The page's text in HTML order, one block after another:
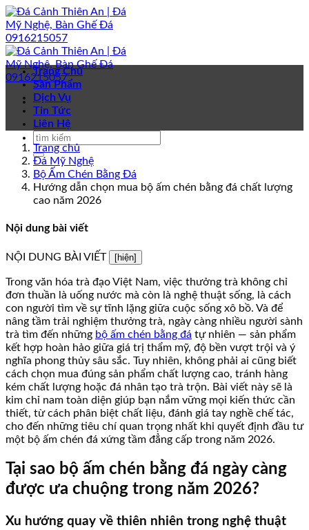
Bỏ
qua
nội
dung
Trang Chủ
Sản Phẩm
Dịch Vụ
Tin Tức
Liên Hệ
Trang chủ
Đá Mỹ Nghệ
Bộ Ấm Chén Bằng Đá
Hướng dẫn chọn mua bộ ấm chén bằng đá chất lượng
cao năm 2026
Nội dung bài viết
NỘI DUNG BÀI VIẾT [hiện]
Trong văn hóa trà đạo Việt Nam, việc thưởng trà không chỉ
đơn thuần là uống nước mà còn là nghệ thuật sống, là cách
con người tìm về sự tĩnh lặng giữa cuộc sống xô bồ. Và để
nâng tầm trải nghiệm thưởng trà, ngày càng nhiều người sành
trà tìm đến những bộ ấm chén bằng đá tự nhiên — sản phẩm
kết hợp hoàn hảo giữa giá trị thẩm mỹ, độ bền vượt trội và ý
nghĩa phong thủy sâu sắc. Tuy nhiên, không phải ai cũng biết
cách chọn mua đúng sản phẩm chất lượng cao, tránh hàng
kém chất lượng hoặc đá nhân tạo trà trộn. Bài viết này sẽ là
kim chỉ nam toàn diện giúp bạn nắm vững mọi kiến thức cần
thiết, từ cách phân biệt chất liệu, đánh giá tay nghề chế tác,
cho đến những tiêu chí quan trọng nhất khi quyết định đầu tư
một bộ ấm chén đá xứng tầm đẳng cấp trong năm 2026.
Tại sao bộ ấm chén bằng đá ngày càng
được ưa chuộng trong năm 2026?
Xu hướng quay về thiên nhiên trong nghệ thuật